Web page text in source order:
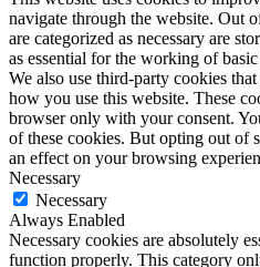
navigate through the website. Out
are categorized as necessary are
as essential for the working of
We also use third-party cookies
how you use this website. These
browser only with your consent.
of these cookies. But opting out of
an effect on your browsing
Necessary
Necessary
Always Enabled
Necessary cookies are absolutely
function properly. This category